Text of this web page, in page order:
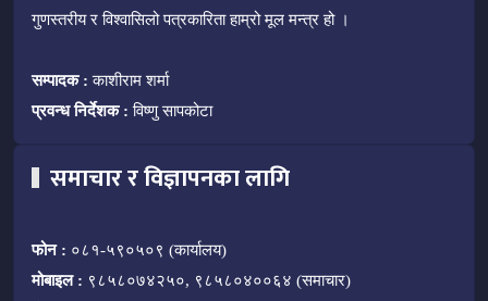
गुणस्तरीय र विश्वासिलो पत्रकारिता हाम्रो मूल मन्त्र हो ।
सम्पादक : काशीराम शर्मा
प्रवन्ध निर्देशक : विष्णु सापकोटा
समाचार र विज्ञापनका लागि
फोन : ०८१-५९०५०९ (कार्यालय)
मोबाइल : ९८५८०७४२५०, ९८५८०४००६४ (समाचार)